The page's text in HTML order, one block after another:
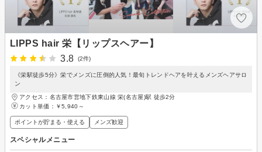
LIPPS hair 栄【リップスヘアー】
3.8
(2件)
《栄駅徒歩5分》栄でメンズに圧倒的人気！最旬トレンドヘアを叶えるメンズヘアサロ
ン
アクセス：名古屋市営地下鉄東山線 栄(名古屋)駅 徒歩2分
カット単価： ￥5,940～
ポイントが貯まる・使える メンズ歓迎
スペシャルメニュー